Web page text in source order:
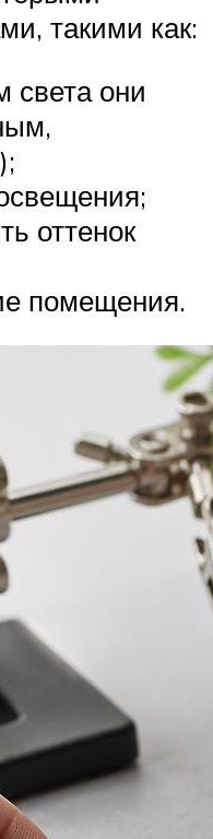
такими как:
света они
оттенок
помещения.